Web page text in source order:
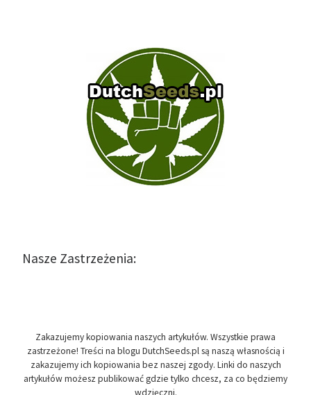
Nasze Zastrzeżenia:
Zakazujemy kopiowania naszych artykułów. Wszystkie prawa
zastrzeżone! Treści na blogu DutchSeeds.pl są naszą własnością i
zakazujemy ich kopiowania bez naszej zgody. Linki do naszych
artykułów możesz publikować gdzie tylko chcesz, za co będziemy